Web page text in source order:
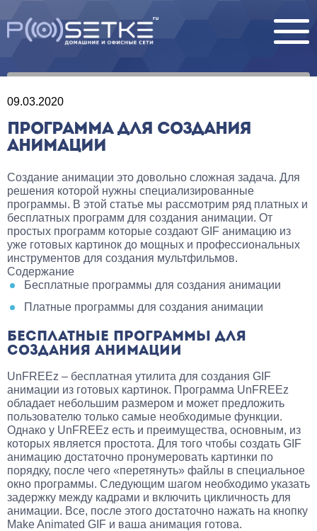
09.03.2020
ПРОГРАММА ДЛЯ СОЗДАНИЯ
АНИМАЦИИ
Создание анимации это довольно сложная задача. Для
решения которой нужны специализированные
программы. В этой статье мы рассмотрим ряд платных и
бесплатных программ для создания анимации. От
простых программ которые создают GIF анимацию из
уже готовых картинок до мощных и профессиональных
инструментов для создания мультфильмов.
Содержание
Бесплатные программы для создания анимации
Платные программы для создания анимации
БЕСПЛАТНЫЕ ПРОГРАММЫ ДЛЯ
СОЗДАНИЯ АНИМАЦИИ
UnFREEz – бесплатная утилита для создания GIF
анимации из готовых картинок. Программа UnFREEz
обладает небольшим размером и может предложить
пользователю только самые необходимые функции.
Однако у UnFREEz есть и преимущества, основным, из
которых является простота. Для того чтобы создать GIF
анимацию достаточно пронумеровать картинки по
порядку, после чего «перетянуть» файлы в специальное
окно программы. Следующим шагом необходимо указать
задержку между кадрами и включить цикличность для
анимации. Все, после этого достаточно нажать на кнопку
Make Animated GIF и ваша анимация готова.